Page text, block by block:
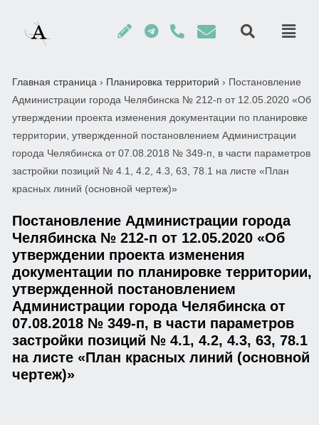
Главная страница › Планировка территорий › Постановление
Администрации города Челябинска № 212-п от 12.05.2020 «Об
утверждении проекта изменения документации по планировке
территории, утвержденной постановлением Администрации
города Челябинска от 07.08.2018 № 349-п, в части параметров
застройки позиций № 4.1, 4.2, 4.3, 63, 78.1 на листе «План
красных линий (основной чертеж)»
Постановление Администрации города
Челябинска № 212-п от 12.05.2020 «Об
утверждении проекта изменения
документации по планировке территории,
утвержденной постановлением
Администрации города Челябинска от
07.08.2018 № 349-п, в части параметров
застройки позиций № 4.1, 4.2, 4.3, 63, 78.1
на листе «План красных линий (основной
чертеж)»